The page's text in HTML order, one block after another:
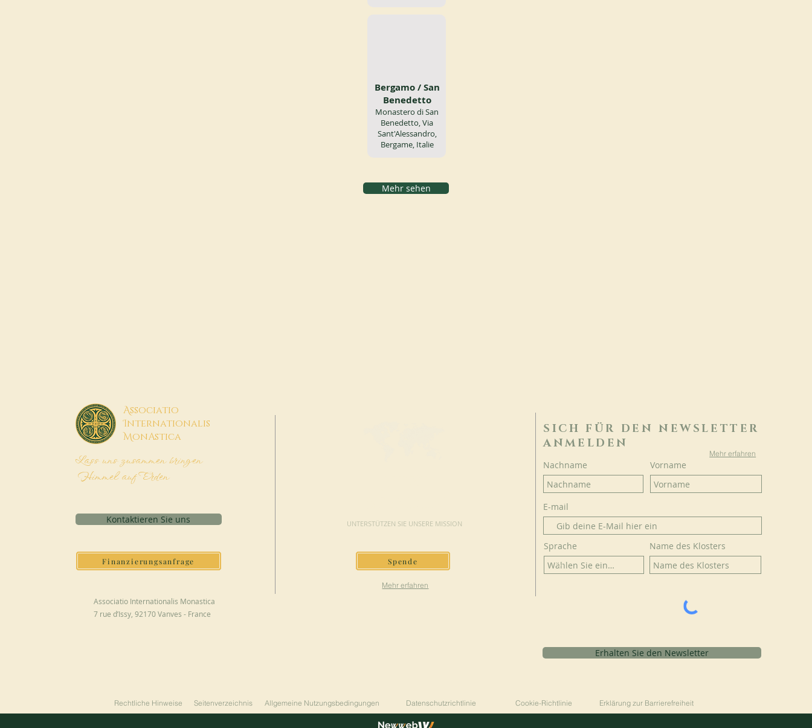
Bergamo / San
Benedetto
Monastero di San
Benedetto, Via
Sant'Alessandro,
Bergame, Italie
Mehr sehen
Associatio
Internationalis
MonAstica
Lass uns zusammen bringen
Himmel auf Erden
Kontaktieren Sie uns
Finanzierungsanfrage
Associatio Internationalis Monastica
7 rue d’Issy, 92170 Vanves - France
UNTERSTÜTZEN SIE UNSERE MISSION
Spende
Mehr erfahren
SICH FÜR DEN NEWSLETTER
ANMELDEN
Mehr erfahren
Nachname Vorname
E-mail
Sprache Name des Klosters
Erhalten Sie den Newsletter
Rechtliche Hinweise Seitenverzeichnis Allgemeine Nutzungsbedingungen Datenschutzrichtlinie Cookie-Richtlinie Erklärung zur Barrierefreiheit